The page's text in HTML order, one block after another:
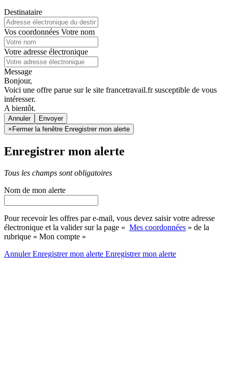
Destinataire
Vos coordonnées Votre nom
Votre adresse électronique
Message
Bonjour,
Voici une offre parue sur le site francetravail.fr susceptible de vous
intéresser.
A bientôt.
Annuler
× Fermer la fenêtre Enregistrer mon alerte
Enregistrer mon alerte
Tous les champs sont obligatoires
Nom de mon alerte
Pour recevoir les offres par e-mail, vous devez saisir votre adresse
électronique et la valider sur la page « Mes coordonnées » de la
rubrique « Mon compte »
AnnulerEnregistrer mon alerte Enregistrermon alerte